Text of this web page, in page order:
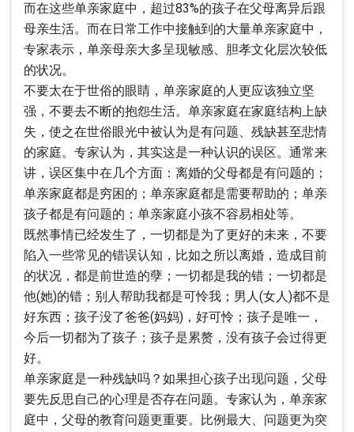
而在这些单亲家庭中，超过83%的孩子在父母离异后跟
母亲生活。而在日常工作中接触到的大量单亲家庭中，
专家表示，单亲母亲大多呈现敏感、胆孝文化层次较低
的状况。
不要太在于世俗的眼睛，单亲家庭的人更应该独立坚
强，不要去不断的抱怨生活。单亲家庭在家庭结构上缺
失，使之在世俗眼光中被认为是有问题、残缺甚至悲情
的家庭。专家认为，其实这是一种认识的误区。通常来
讲，误区集中在几个方面：离婚的父母都是有问题的；
单亲家庭都是穷困的；单亲家庭都是需要帮助的；单亲
孩子都是有问题的；单亲家庭小孩不容易相处等。
既然事情已经发生了，一切都是为了更好的未来，不要
陷入一些常见的错误认知，比如之所以离婚，造成目前
的状况，都是前世造的孽；一切都是我的错；一切都是
他(她)的错；别人帮助我都是可怜我；男人(女人)都不是
好东西；孩子没了爸爸(妈妈)，好可怜；孩子是唯一，
今后一切都为了孩子；孩子是累赘，没有孩子会过得更
好。
单亲家庭是一种残缺吗？如果担心孩子出现问题，父母
要先反思自己的心理是否存在问题。专家认为，单亲家
庭中，父母的教育问题更重要。比例最大、问题更为突